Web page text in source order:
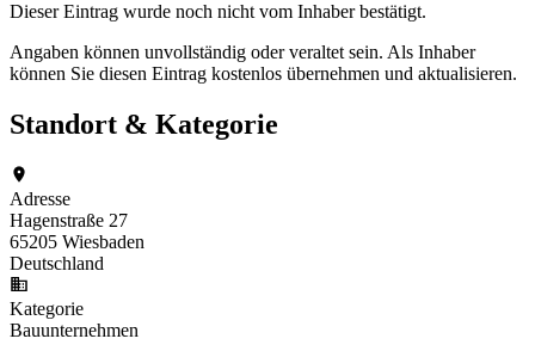
Dieser Eintrag wurde noch nicht vom Inhaber bestätigt.
Angaben können unvollständig oder veraltet sein. Als Inhaber
können Sie diesen Eintrag kostenlos übernehmen und aktualisieren.
Standort & Kategorie
Adresse
Hagenstraße 27
65205 Wiesbaden
Deutschland
Kategorie
Bauunternehmen